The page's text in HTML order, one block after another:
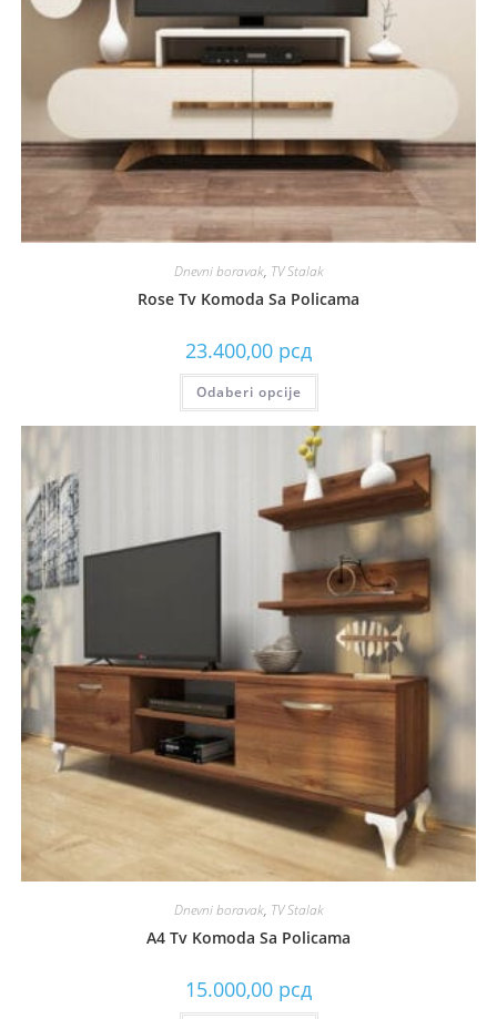
Dnevni boravak, TV Stalak
Rose Tv Komoda Sa Policama
23.400,00 рсд
Odaberi opcije
Dnevni boravak, TV Stalak
A4 Tv Komoda Sa Policama
15.000,00 рсд